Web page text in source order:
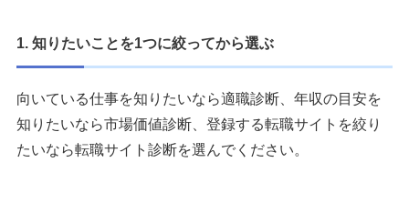
1. 知りたいことを1つに絞ってから選ぶ
向いている仕事を知りたいなら適職診断、年収の目安を
知りたいなら市場価値診断、登録する転職サイトを絞り
たいなら転職サイト診断を選んでください。